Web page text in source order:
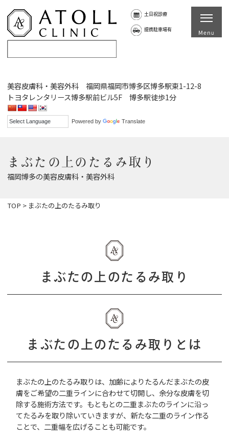
Powered by Translate
土日祝診療
提携駐車場有
美容皮膚科・美容外科 福岡県福岡市博多区博多駅東1-12-8
トヨタレンタリース博多駅前ビル5F 博多駅徒歩1分
まぶたの上のたるみ取り
福岡博多の美容皮膚科・美容外科
TOP > まぶたの上のたるみ取り
まぶたの上のたるみ取り
まぶたの上のたるみ取りとは
まぶたの上のたるみ取りは、加齢によりたるんだまぶたの皮
膚をご希望の二重ラインに合わせて切開し、余分な皮膚を切
除する施術方法です。もともとの二重まぶたのラインに沿っ
てたるみを取り除いていきますが、新たな二重のライン作る
ことで、二重幅を広げることも可能です。